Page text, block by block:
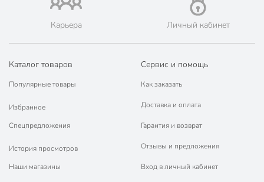
📜 Только оригинальная продукция. Интернет-гипермаркет
Порядок - официальный представитель ведущих мировых
марок.
Карьера Личный кабинет
Каталог товаров
Популярные товары
Избранное
Спецпредложения
История просмотров
Наши магазины
Сервис и помощь
Как заказать
Доставка и оплата
Гарантия и возврат
Отзывы и предложения
Вход в личный кабинет